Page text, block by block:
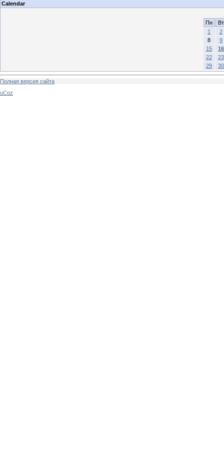
Calendar
Пн
Вт
1
2
8
9
15
16
22
23
29
30
Полная версия сайта
uCoz